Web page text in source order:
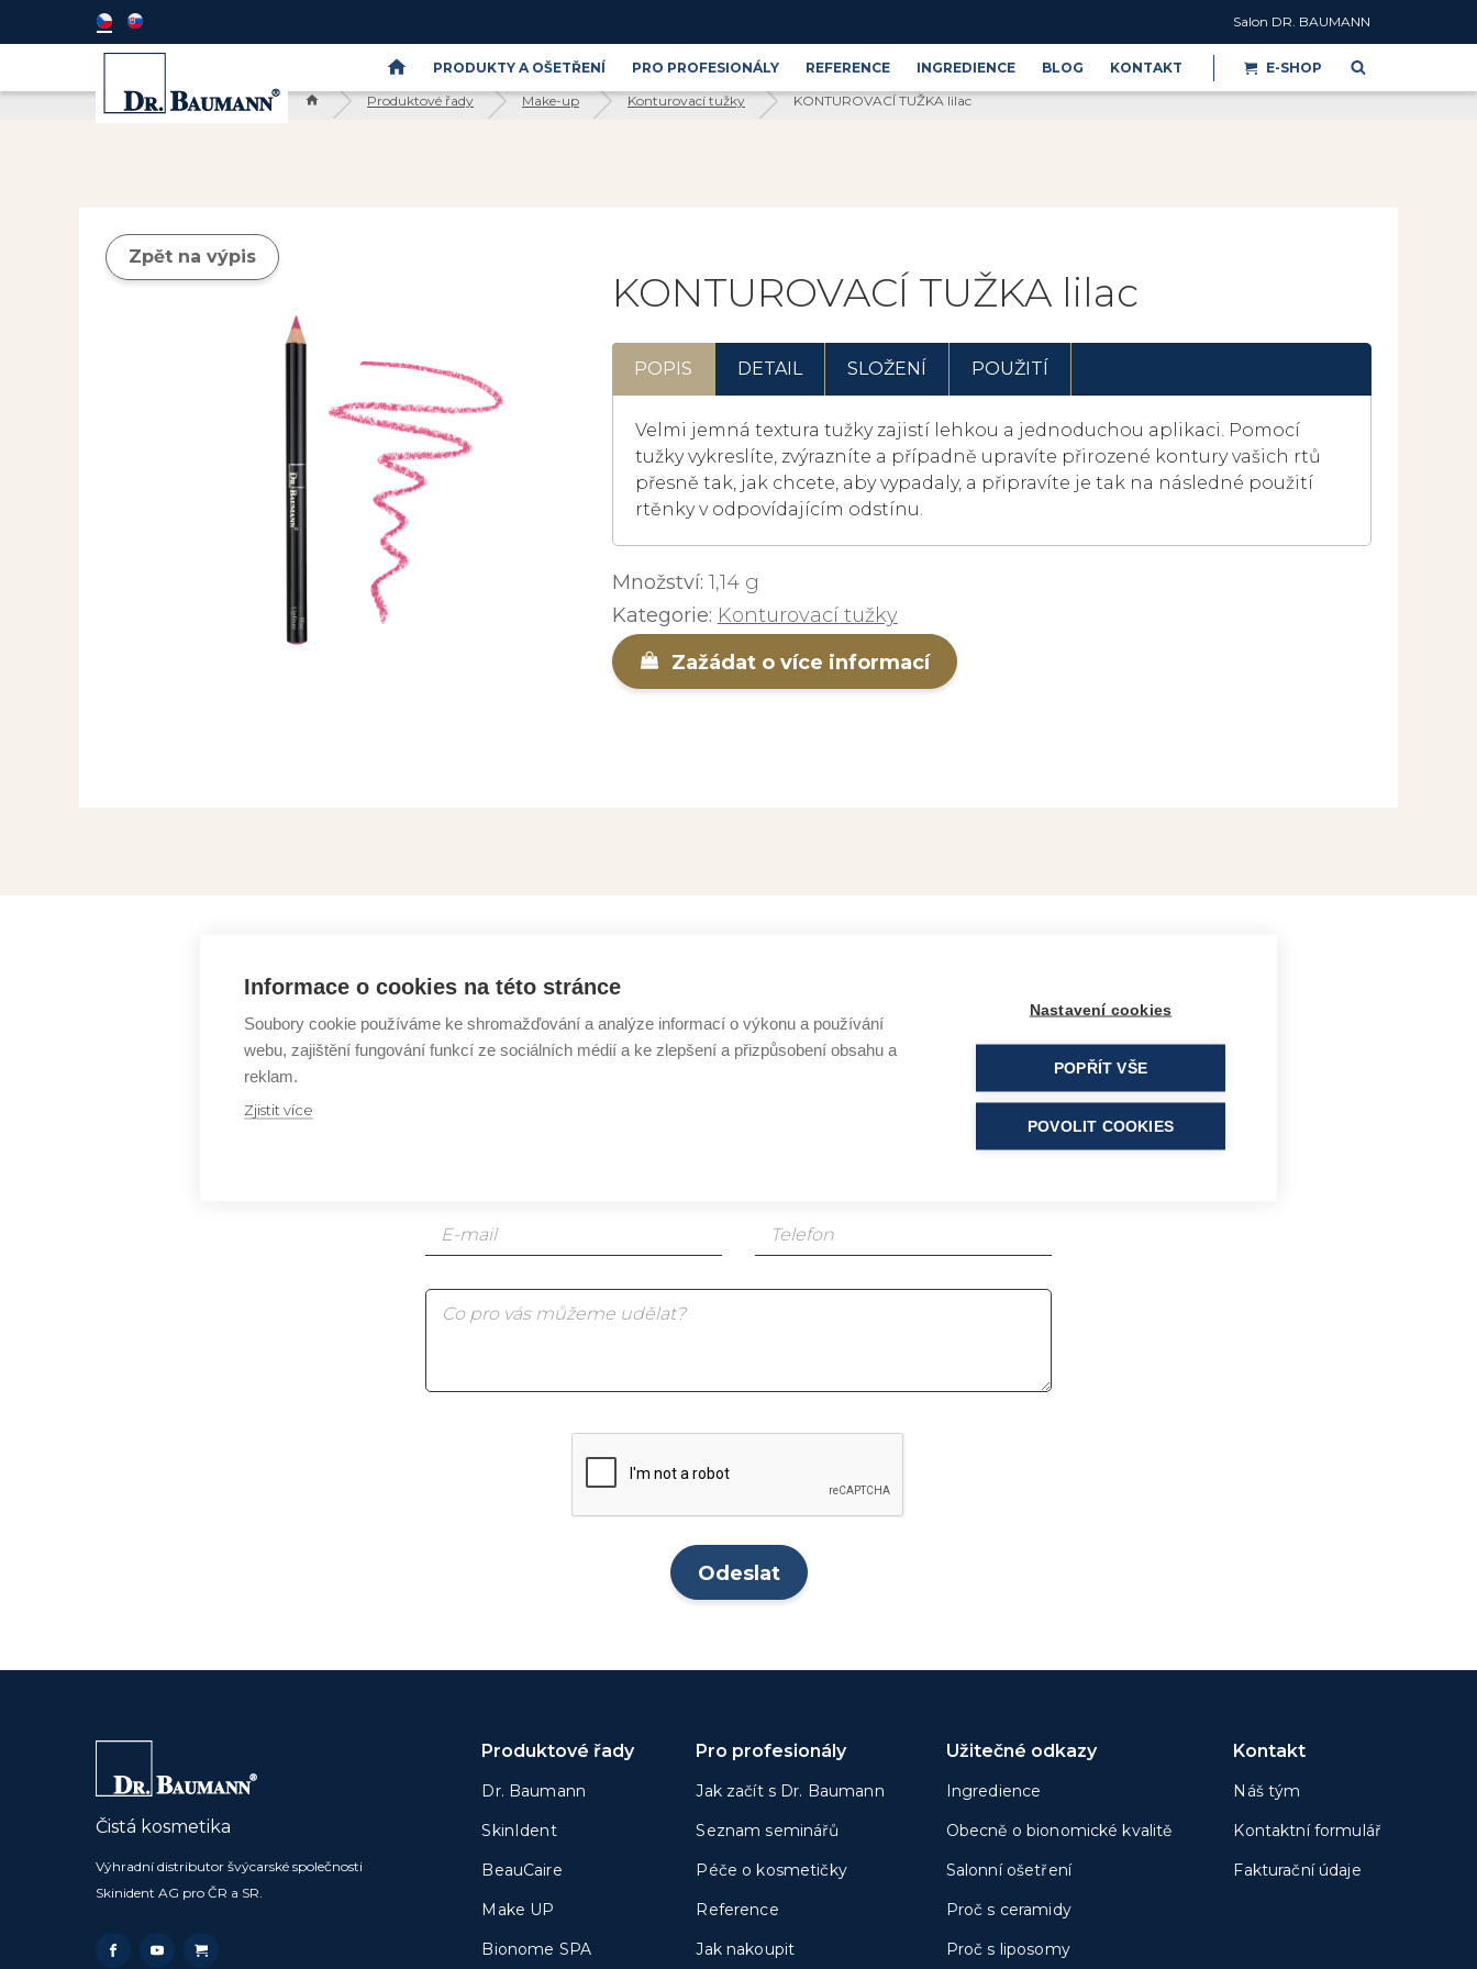
Salon DR. BAUMANN
PRODUKTY A OŠETŘENÍ PRO PROFESIONÁLY REFERENCE INGREDIENCE BLOG KONTAKT E-SHOP
Produktové řady Make-up Konturovací tužky KONTUROVACÍ TUŽKA lilac
Zpět na výpis
KONTUROVACÍ TUŽKA lilac
POPIS DETAIL SLOŽENÍ POUŽITÍ
Velmi jemná textura tužky zajistí lehkou a jednoduchou aplikaci. Pomocí
tužky vykreslíte, zvýrazníte a případně upravíte přirozené kontury vašich rtů
přesně tak, jak chcete, aby vypadaly, a připravíte je tak na následné použití
rtěnky v odpovídajícím odstínu.
Množství: 1,14 g
Kategorie: Konturovací tužky
Zažádat o více informací
ZÍSKEJTE VÍCE INFORMACÍ O PRODUKTU
Jsem koncový zákazník
Čistá kosmetika
Výhradní distributor švýcarské společnosti
Skinident AG pro ČR a SR.
Produktové řady
Dr. Baumann
SkinIdent
BeauCaire
Make UP
Bionome SPA
Pro profesionály
Jak začít s Dr. Baumann
Seznam seminářů
Péče o kosmetičky
Reference
Jak nakoupit
Užitečné odkazy
Ingredience
Obecně o bionomické kvalitě
Salonní ošetření
Proč s ceramidy
Proč s liposomy
Kontakt
Náš tým
Kontaktní formulář
Fakturační údaje
Informace o cookies na této stránce
Soubory cookie používáme ke shromažďování a analýze informací o výkonu a používání
webu, zajištění fungování funkcí ze sociálních médií a ke zlepšení a přizpůsobení obsahu a
reklam.
Zjistit více
Nastavení cookies
POPŘÍT VŠE
POVOLIT COOKIES